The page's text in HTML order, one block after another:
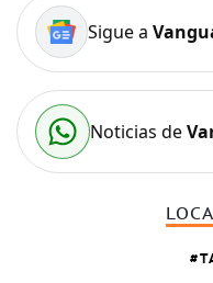
Sigue a
Noticias de